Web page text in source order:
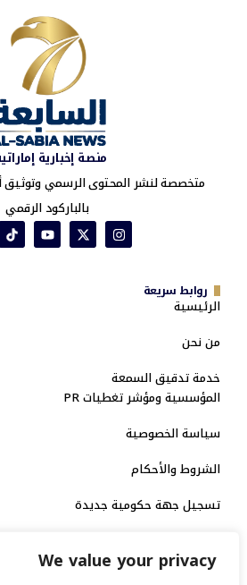
We value your privacy
منصة إخبارية
متخصصة لنشر المحتوى الرسمي وتوثيق
بالباركود الرقمي
روابط سريعة
الرئيسية
من نحن
خدمة تدقيق السمعة
المؤسسية ومؤشر تغطيات PR
سياسة الخصوصية
الشروط والأحكام
تسجيل جهة حكومية جديدة
منصة إخبارية مرخصة